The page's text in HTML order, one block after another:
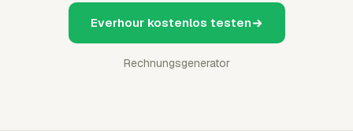
Everhour kostenlos testen
Rechnungsgenerator